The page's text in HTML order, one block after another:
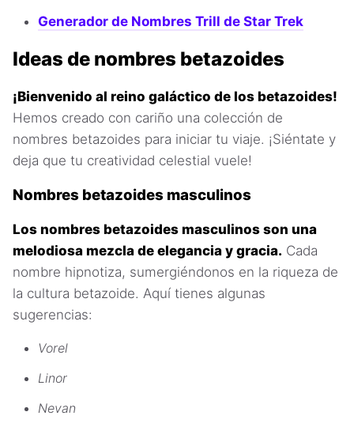
Generador de Nombres Trill de Star Trek
Ideas de nombres betazoides
¡Bienvenido al reino galáctico de los betazoides!
Hemos creado con cariño una colección de
nombres betazoides para iniciar tu viaje. ¡Siéntate y
deja que tu creatividad celestial vuele!
Nombres betazoides masculinos
Los nombres betazoides masculinos son una
melodiosa mezcla de elegancia y gracia. Cada
nombre hipnotiza, sumergiéndonos en la riqueza de
la cultura betazoide. Aquí tienes algunas
sugerencias:
Vorel
Linor
Nevan